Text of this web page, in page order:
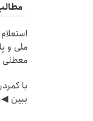
ملی و
معطلی
با
ببین